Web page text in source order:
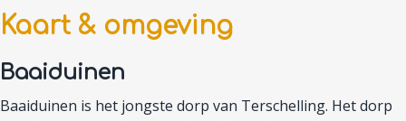
Kaart & omgeving
Baaiduinen
Baaiduinen is het jongste dorp van Terschelling. Het dorp